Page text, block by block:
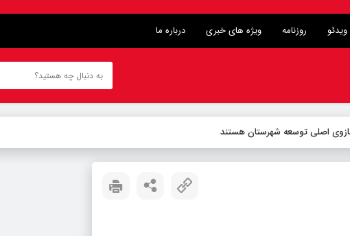
ویدئو روزنامه ویژه های خبری درباره ما
اصلی توسعه شهرستان هستند